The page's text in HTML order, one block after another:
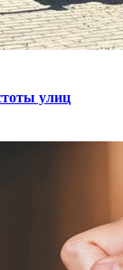
улиц